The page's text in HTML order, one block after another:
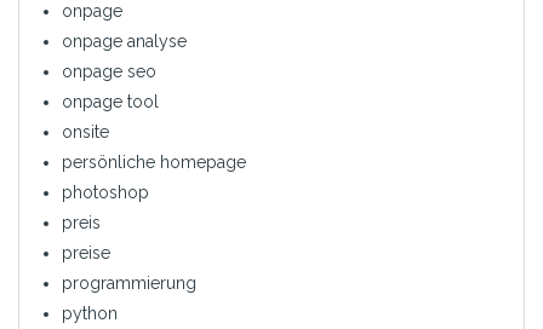
onpage
onpage analyse
onpage seo
onpage tool
onsite
persönliche homepage
photoshop
preis
preise
programmierung
python